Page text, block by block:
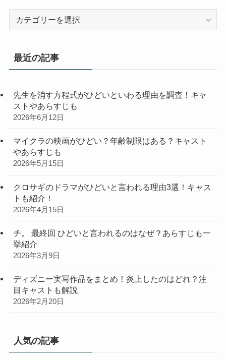
リ
最近の記事
先生を消す方程式がひどいといわる理由を調査！キャ
ストやあらすじも
2026年6月12日
マイクラの映画がひどい？年齢制限はある？キャスト
やあらすじも
2026年5月15日
クロサギのドラマがひどいと言われる理由3選！キャス
トも紹介！
2026年4月15日
チ。 最終回 ひどいと言われるのはなぜ？あらすじも一
挙紹介
2026年3月9日
ディズニー実写作品をまとめ！炎上したのはどれ？注
目キャストも解説
2026年2月20日
人気の記事